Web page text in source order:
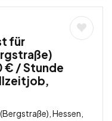
für
/ Stunde
Hessen,